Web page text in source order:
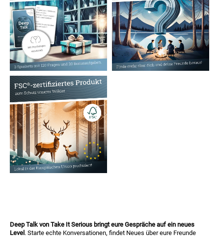
Deep Talk von Take It Serious bringt eure Gespräche auf ein neues
Level . Starte echte Konversationen, findet Neues über eure Freunde